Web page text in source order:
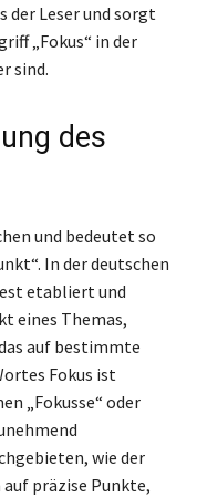
Leser und sorgt
„Fokus“ in der
sind.
des
und bedeutet so
In der deutschen
etabliert und
eines Themas,
auf bestimmte
Fokus ist
„Fokusse“ oder
wie der
präzise Punkte,